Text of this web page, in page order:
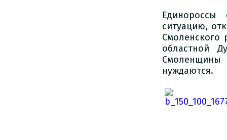
ситуацию,
Смоленского
областной
нуждаются.